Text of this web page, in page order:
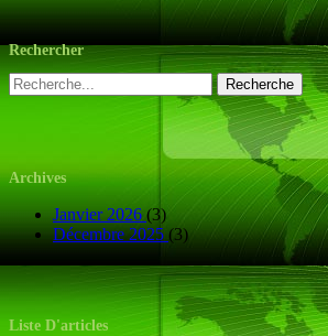
Rechercher
Archives
Janvier 2026(3)
Décembre 2025 (3)
Liste D'articles